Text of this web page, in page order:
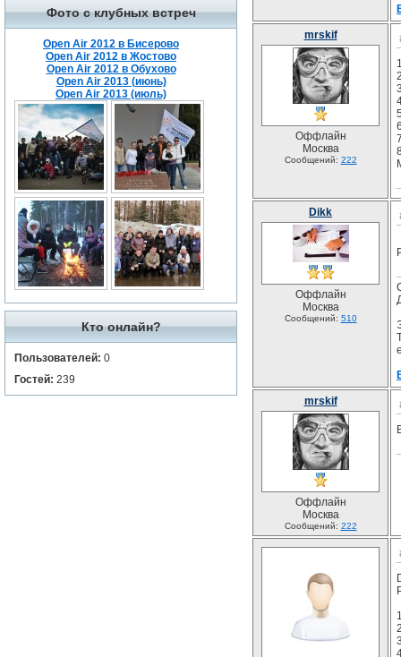
Фото с клубных встреч
Open Air 2012 в Бисерово
Open Air 2012 в Жостово
Open Air 2012 в Обухово
Open Air 2013 (июнь)
Open Air 2013 (июль)
Кто онлайн?
Пользователей: 0
Гостей: 239
mrskif
Оффлайн
Москва
Сообщений: 222
Dikk
Оффлайн
Москва
Сообщений: 510
mrskif
Оффлайн
Москва
Сообщений: 222